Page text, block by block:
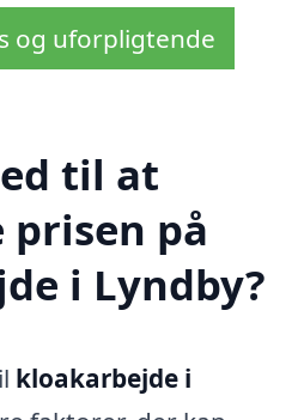
og uforpligtende
til at
prisen på
i Lyndby?
kloakarbejde i